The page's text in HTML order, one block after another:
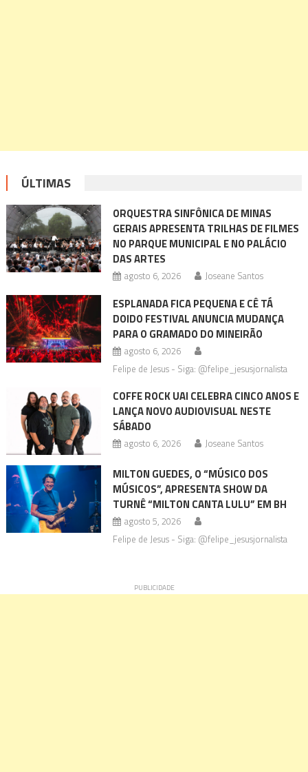
ÚLTIMAS
ORQUESTRA SINFÔNICA DE MINAS
GERAIS APRESENTA TRILHAS DE FILMES
NO PARQUE MUNICIPAL E NO PALÁCIO
DAS ARTES
agosto 6, 2026 Joseane Santos
ESPLANADA FICA PEQUENA E CÊ TÁ
DOIDO FESTIVAL ANUNCIA MUDANÇA
PARA O GRAMADO DO MINEIRÃO
agosto 6, 2026
Felipe de Jesus - Siga: @felipe_jesusjornalista
COFFE ROCK UAI CELEBRA CINCO ANOS E
LANÇA NOVO AUDIOVISUAL NESTE
SÁBADO
agosto 6, 2026 Joseane Santos
MILTON GUEDES, O “MÚSICO DOS
MÚSICOS”, APRESENTA SHOW DA
TURNÊ “MILTON CANTA LULU” EM BH
agosto 5, 2026
Felipe de Jesus - Siga: @felipe_jesusjornalista